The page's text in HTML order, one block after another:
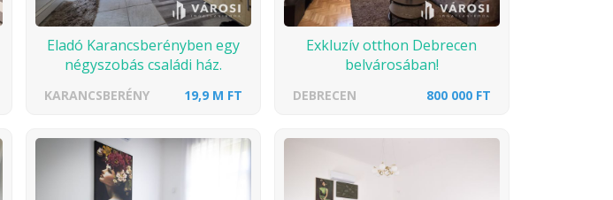
Eladó Karancsberényben egy
négyszobás családi ház.
KARANCSBERÉNY 19,9 M FT
Exkluzív otthon Debrecen
belvárosában!
DEBRECEN 800 000 FT